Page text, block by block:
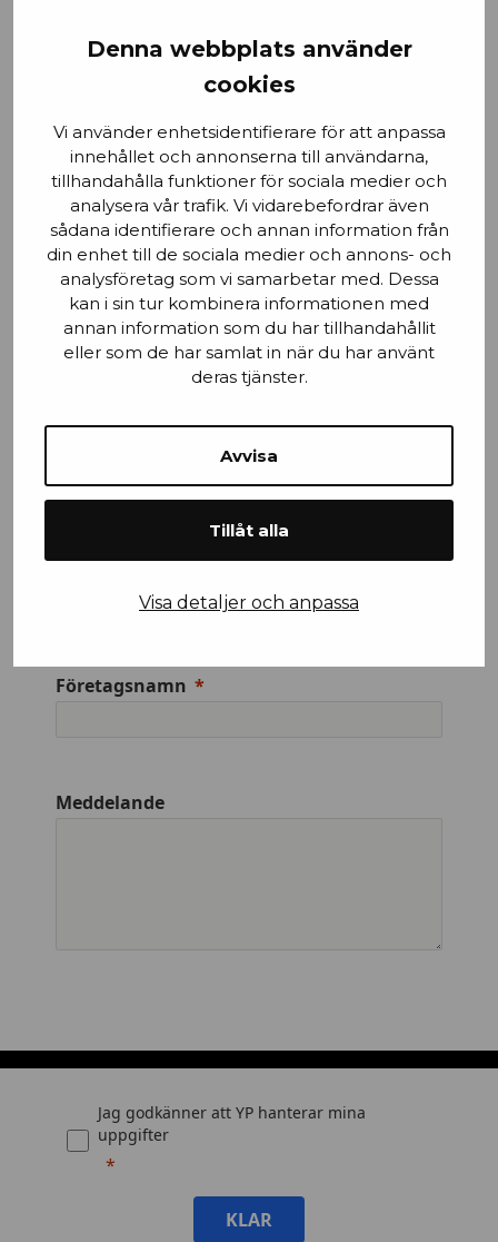
Denna webbplats använder
cookies
Vi använder enhetsidentifierare för att anpassa
innehållet och annonserna till användarna,
tillhandahålla funktioner för sociala medier och
analysera vår trafik. Vi vidarebefordrar även
sådana identifierare och annan information från
din enhet till de sociala medier och annons- och
analysföretag som vi samarbetar med. Dessa
kan i sin tur kombinera informationen med
annan information som du har tillhandahållit
eller som de har samlat in när du har använt
deras tjänster.
Avvisa
Tillåt alla
Visa detaljer och anpassa
Förnamn
Email
Stad
Efternamn
Företagsnamn
Meddelande
Jag godkänner att YP hanterar mina
uppgifter
KLAR